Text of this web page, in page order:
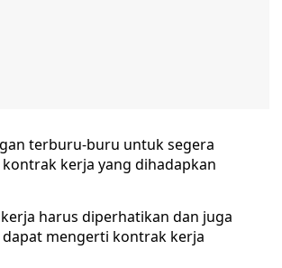
terburu-buru untuk segera
kerja yang dihadapkan
harus diperhatikan dan juga
mengerti kontrak kerja